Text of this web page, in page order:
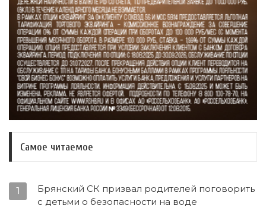
Самое читаемое
1
Брянский СК призвал родителей поговорить
с детьми о безопасности на воде